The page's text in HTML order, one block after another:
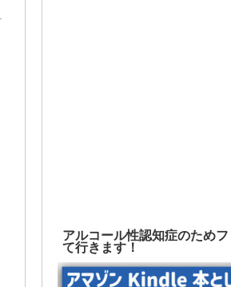
アルコール性認知症のため
て行きます！